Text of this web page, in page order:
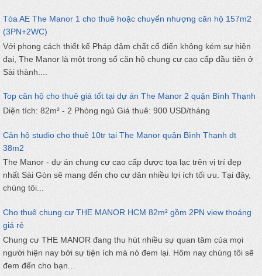
Tòa AE The Manor 1 cho thuê hoặc chuyển nhượng căn hộ 157m2
(3PN+2WC)
Với phong cách thiết kế Pháp đậm chất cổ điển không kém sự hiện
đại, The Manor là một trong số căn hộ chung cư cao cấp đầu tiên ở
Sài thành....
Top căn hộ cho thuê giá tốt tại dự án The Manor 2 quận Bình Thạnh
Diện tích: 82m² - 2 Phòng ngủ Giá thuê: 900 USD/tháng
Căn hộ studio cho thuê 10tr tại The Manor quận Bình Thạnh dt
38m2
The Manor - dự án chung cư cao cấp được tọa lạc trên vị trí đẹp
nhất Sài Gòn sẽ mang đến cho cư dân nhiều lợi ích tối ưu. Tại đây,
chúng tôi...
Cho thuê chung cư THE MANOR HCM 82m² gồm 2PN view thoáng
giá rẻ
Chung cư THE MANOR đang thu hút nhiều sự quan tâm của mọi
người hiện nay bởi sự tiện ích mà nó đem lại. Hôm nay chúng tôi sẽ
đem đến cho bạn...